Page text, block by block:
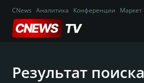
CNews Аналитика Конференции Маркет
Результат поиска